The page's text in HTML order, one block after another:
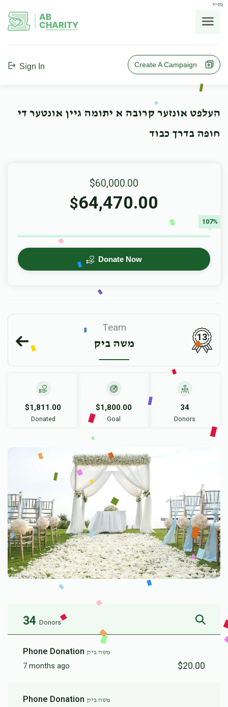
בס"ד
AB
CHARITY
powerd by ahblicklive.com
Sign In Create A Campaign
העלפט אונזער קרובה א יתומה גיין אונטער די
חופה בדרך כבוד
$60,000.00
$64,470.00
107%
Donate Now
Team
משה ביק
13
$1,811.00
Donated
$1,800.00
Goal
34
Donors
34 Donors
Phone Donation משה ביק
7 months ago $20.00
Phone Donation משה ביק